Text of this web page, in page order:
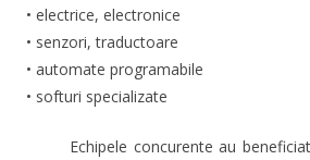
• electrice, electronice
• senzori, traductoare
• automate programabile
• softuri specializate
Echipele concurente au